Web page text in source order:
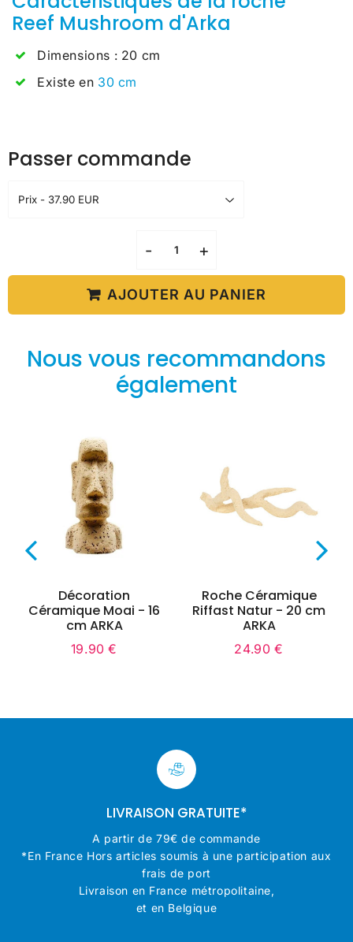
Reef Mushroom d'Arka
Dimensions : 20 cm
Existe en 30 cm
Passer commande
- +
AJOUTER AU PANIER
Nous vous recommandons
également
Décoration
Céramique Moai - 16
cm ARKA
Prix
19.90 €
Roche Céramique
Riffast Natur - 20 cm
ARKA
Prix
24.90 €
LIVRAISON GRATUITE*
A partir de 79€ de commande
*En France Hors articles soumis à une participation aux
frais de port
Livraison en France métropolitaine,
et en Belgique